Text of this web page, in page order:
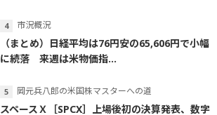
市況概況
（まとめ）日経平均は76円安の65,606円で小幅
に続落 来週は米物価指...
岡元兵八郎の米国株マスターへの道
スペースＸ［SPCX］上場後初の決算発表、数字